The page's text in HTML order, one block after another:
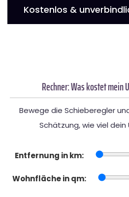
Kostenlos &
Rechner: Was kostet mein
Bewege die Schieberegler
Schätzung, wie viel
Entfernung in km:
Wohnfläche in qm: